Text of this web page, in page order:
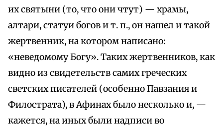
их святыни (то, что они чтут) — храмы,
алтари, статуи богов и т. п., он нашел и такой
жертвенник, на котором написано:
«неведомому Богу». Таких жертвенников, как
видно из свидетельств самих греческих
светских писателей (особенно Павзания и
Филострата), в Афинах было несколько и, —
кажется, на иных были надписи во